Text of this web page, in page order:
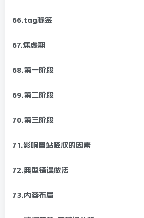
66.tag标签
67.焦虑期
68.第一阶段
69.第二阶段
70.第三阶段
71.影响网站降权的因素
72.典型错误做法
73.内容布局